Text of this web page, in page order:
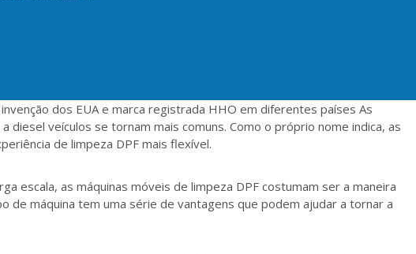
dos EUA e marca registrada HHO em diferentes países As
veículos se tornam mais comuns. Como o próprio nome indica, as
de limpeza DPF mais flexível.
escala, as máquinas móveis de limpeza DPF costumam ser a maneira
de máquina tem uma série de vantagens que podem ajudar a tornar a